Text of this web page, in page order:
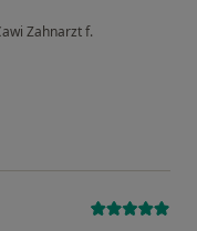
Zahnarzt f.